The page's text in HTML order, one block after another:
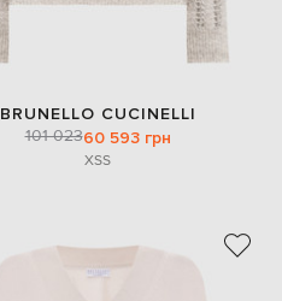
BRUNELLO CUCINELLI
101 02360 593 грн
XSS